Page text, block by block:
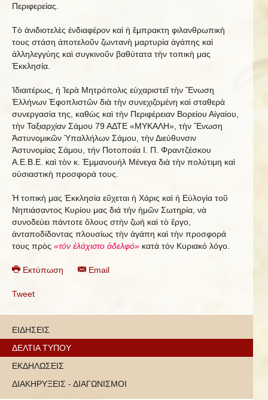
Περιφερείας.
Τὸ ἀνιδιοτελὲς ἐνδιαφέρον καὶ ἡ ἔμπρακτη φιλανθρωπικὴ
τους στάση ἀποτελοῦν ζωντανὴ μαρτυρία ἀγάπης καὶ
ἀλληλεγγύης καὶ συγκινοῦν βαθύτατα τὴν τοπικὴ μας
Ἐκκλησία.
Ἰδιαιτέρως, ἡ Ἱερὰ Μητρόπολις εὐχαριστεῖ τὴν Ἕνωση
Ἑλλήνων Ἐφοπλιστῶν διὰ τὴν συνεχιζομένη καὶ σταθερὰ
συνεργασία της, καθὼς καὶ τὴν Περιφέρειαν Βορείου Αἰγαίου,
τὴν Ταξιαρχίαν Σάμου 79 ΑΔΤΕ «ΜΥΚΑΛΗ», τὴν Ἕνωση
Ἀστυνομικῶν Ὑπαλλήλων Σάμου, τὴν Διεύθυνσιν
Ἀστυνομίας Σάμου, τήν Ποτοποιία Ι. Π. Φραντζέσκου
Α.Ε.Β.Ε. καὶ τὸν κ. Ἐμμανουήλ Μένεγα διὰ τὴν πολύτιμη καὶ
οὐσιαστικὴ προσφορά τους.
Ἡ τοπικὴ μας Ἐκκλησία εὔχεται ἡ Χάρις καὶ ἡ Εὐλογία τοῦ
Νηπιάσαντος Κυρίου μας διά τήν ἡμῶν Σωτηρία, νὰ
συνοδεύει πάντοτε ὅλους στὴν ζωή καὶ τὸ ἔργο,
ἀνταποδίδοντας πλουσίως τὴν ἀγάπη καὶ τὴν προσφορά
τους πρὸς «τόν ἑλάχιστο ἀδελφό» κατά τόν Κυριακό λόγο.
Εκτύπωση Email
Tweet
ΕΙΔΗΣΕΙΣ
ΔΕΛΤΙΑ ΤΥΠΟΥ
ΕΚΔΗΛΩΣΕΙΣ
ΔΙΑΚΗΡΥΞΕΙΣ - ΔΙΑΓΩΝΙΣΜΟΙ